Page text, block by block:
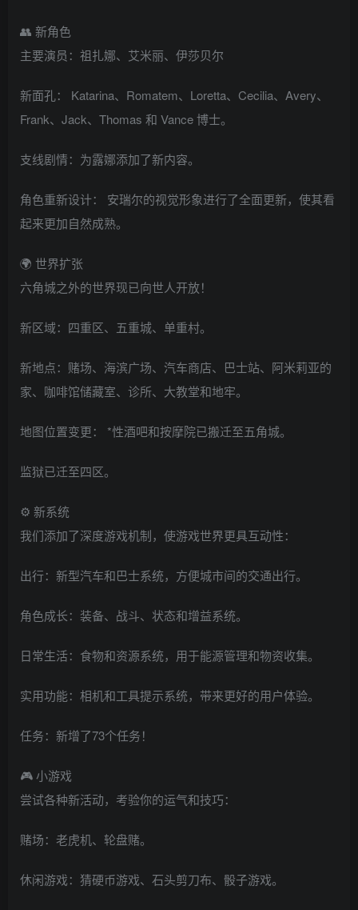
👥 新角色
主要演员：祖扎娜、艾米丽、伊莎贝尔
新面孔： Katarina、Romatem、Loretta、Cecilia、Avery、
Frank、Jack、Thomas 和 Vance 博士。
支线剧情：为露娜添加了新内容。
角色重新设计： 安瑞尔的视觉形象进行了全面更新，使其看
起来更加自然成熟。
🌍 世界扩张
六角城之外的世界现已向世人开放！
新区域：四重区、五重城、单重村。
新地点：赌场、海滨广场、汽车商店、巴士站、阿米莉亚的
家、咖啡馆储藏室、诊所、大教堂和地牢。
地图位置变更： *性酒吧和按摩院已搬迁至五角城。
监狱已迁至四区。
⚙️ 新系统
我们添加了深度游戏机制，使游戏世界更具互动性：
出行：新型汽车和巴士系统，方便城市间的交通出行。
角色成长：装备、战斗、状态和增益系统。
日常生活：食物和资源系统，用于能源管理和物资收集。
实用功能：相机和工具提示系统，带来更好的用户体验。
任务：新增了73个任务！
🎮 小游戏
尝试各种新活动，考验你的运气和技巧：
赌场：老虎机、轮盘赌。
休闲游戏：猜硬币游戏、石头剪刀布、骰子游戏。